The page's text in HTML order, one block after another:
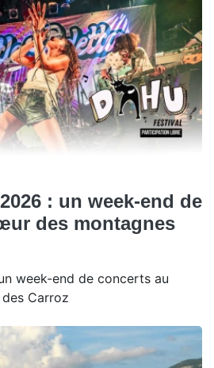
: un week-end de
des montagnes
week-end de concerts au
Carroz